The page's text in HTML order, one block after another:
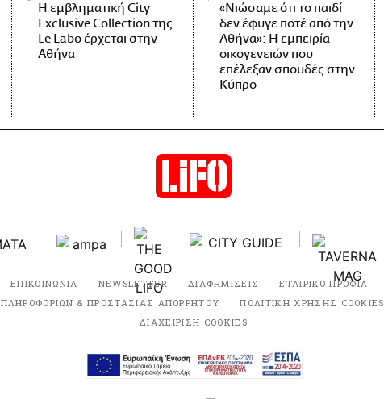
Η εμβληματική City
Exclusive Collection της
Le Labo έρχεται στην
Αθήνα
«Νιώσαμε ότι το παιδί
δεν έφυγε ποτέ από την
Αθήνα»: Η εμπειρία
οικογενειών που
επέλεξαν σπουδές στην
Κύπρο
ΕΠΙΚΟΙΝΩΝΙΑ NEWSLETTER ΔΙΑΦΗΜΙΣΕΙΣ ΕΤΑΙΡΙΚΟ ΠΡΟΦΙΛ
& ΠΡΟΣΤΑΣΙΑΣ ΑΠΟΡΡΗΤΟΥ
ΠΟΛΙΤΙΚΗ ΧΡΗΣΗΣ COOKIES
ΔΙΑΧΕΙΡΙΣΗ COOKIES